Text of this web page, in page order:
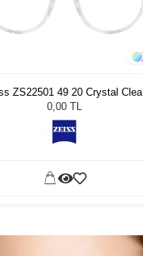
ZS22501 49 20 Crystal Clear
970
0,00 TL